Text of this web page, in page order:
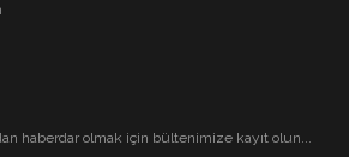
haberdar olmak için bültenimize kayıt olun...